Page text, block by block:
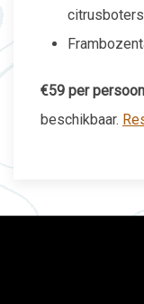
€59 per
beschikbaar.